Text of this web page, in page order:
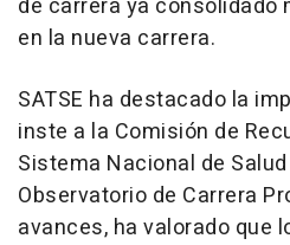
de carrera ya consolidado
en la nueva carrera.
SATSE ha destacado la
inste a la Comisión de
Sistema Nacional de
Observatorio de Carrera
avances, ha valorado que